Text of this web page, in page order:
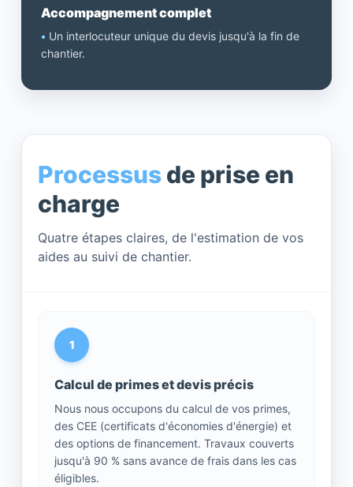
Accompagnement complet
• Un interlocuteur unique du devis jusqu'à la fin de
chantier.
Processusde prise en
charge
Quatre étapes claires, de l'estimation de vos
aides au suivi de chantier.
1
Calcul de primes et devis précis
Nous nous occupons du calcul de vos primes,
des CEE (certificats d'économies d'énergie) et
des options de financement. Travaux couverts
jusqu'à 90 % sans avance de frais dans les cas
éligibles.